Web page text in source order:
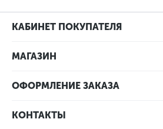
КАБИНЕТ ПОКУПАТЕЛЯ
МАГАЗИН
ОФОРМЛЕНИЕ ЗАКАЗА
КОНТАКТЫ